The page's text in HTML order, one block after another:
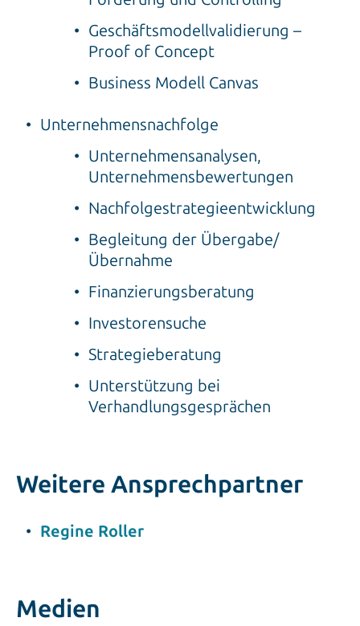
Geschäftsmodellvalidierung –
Proof of Concept
Business Modell Canvas
Unternehmensnachfolge
Unternehmensanalysen,
Unternehmensbewertungen
Nachfolgestrategieentwicklung
Begleitung der Übergabe/
Übernahme
Finanzierungsberatung
Investorensuche
Strategieberatung
Unterstützung bei
Verhandlungsgesprächen
Weitere Ansprechpartner
Regine Roller
Medien